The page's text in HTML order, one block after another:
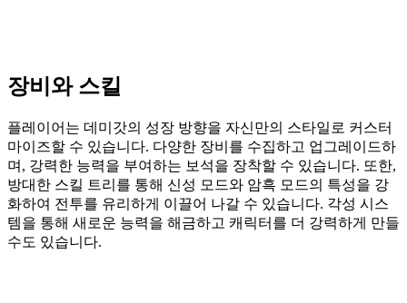
장비와 스킬
플레이어는 데미갓의 성장 방향을 자신만의 스타일로 커스터
마이즈할 수 있습니다. 다양한 장비를 수집하고 업그레이드하
며, 강력한 능력을 부여하는 보석을 장착할 수 있습니다. 또한,
방대한 스킬 트리를 통해 신성 모드와 암흑 모드의 특성을 강
화하여 전투를 유리하게 이끌어 나갈 수 있습니다. 각성 시스
템을 통해 새로운 능력을 해금하고 캐릭터를 더 강력하게 만들
수도 있습니다.